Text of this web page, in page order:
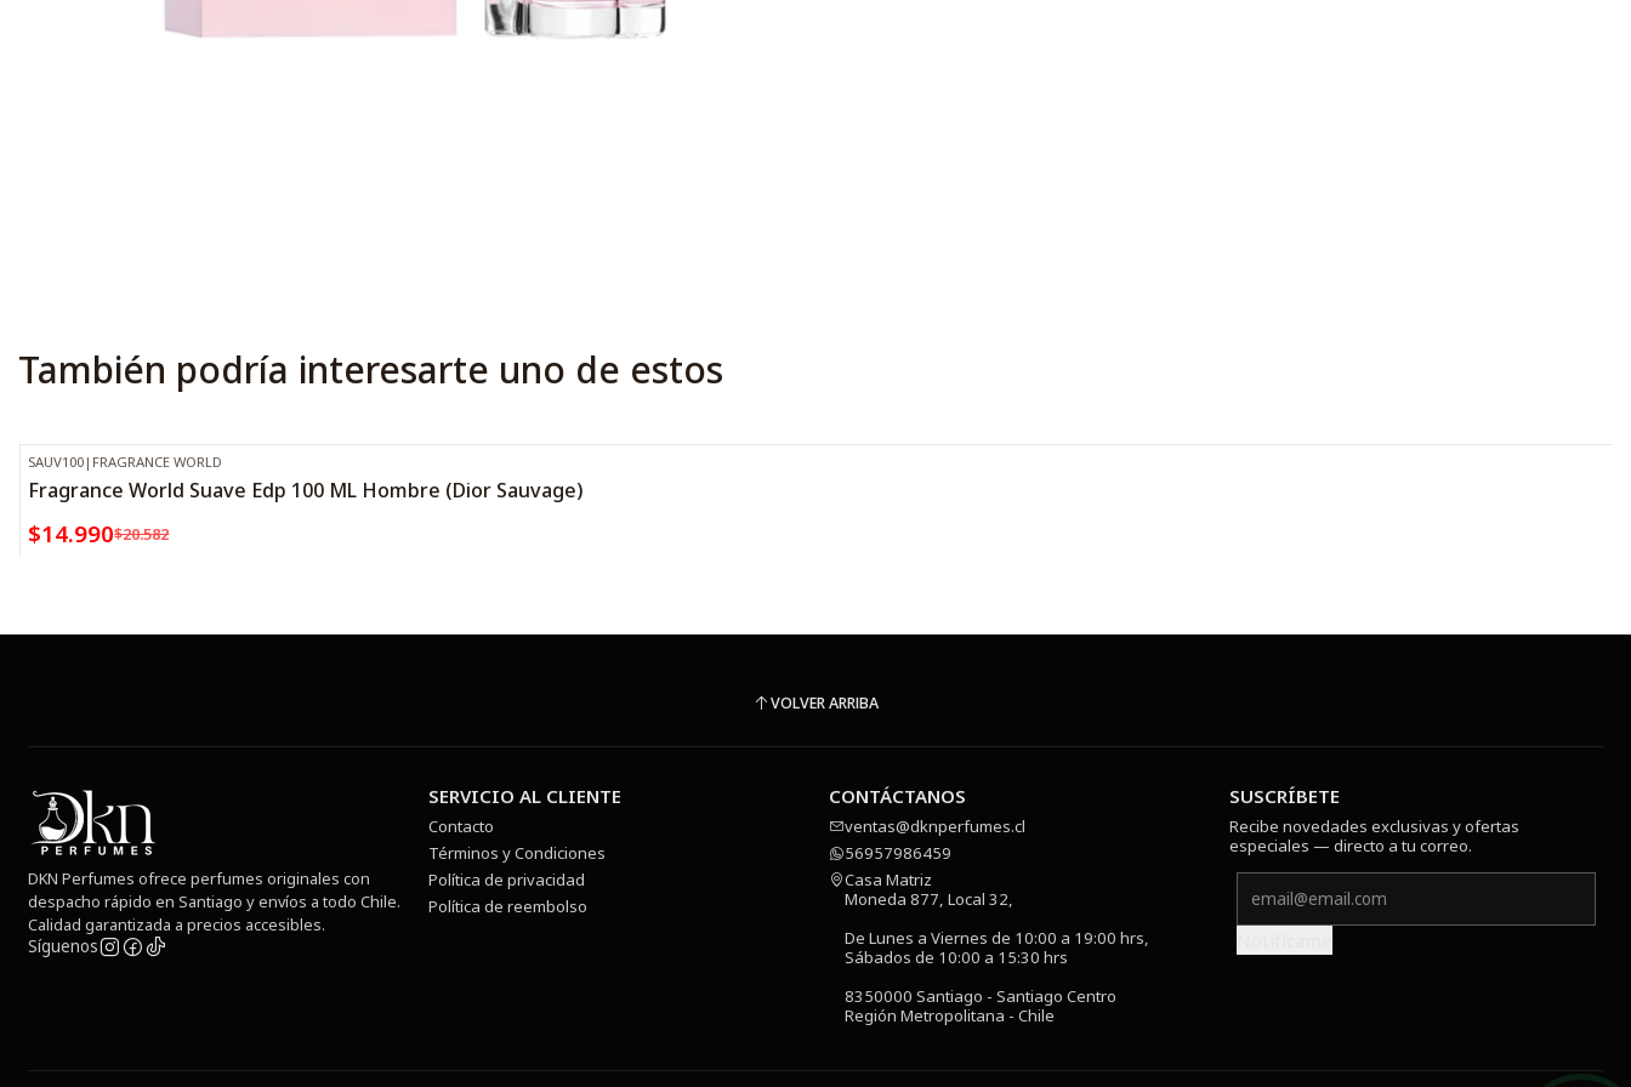
También podría interesarte uno de estos
-27% OFF
SAUV100 | FRAGRANCE WORLD
Fragrance World Suave Edp 100 ML Hombre (Dior Sauvage)
$14.990$20.582
VOLVER ARRIBA
DKN Perfumes ofrece perfumes originales con
despacho rápido en Santiago y envíos a todo Chile.
Calidad garantizada a precios accesibles.
Síguenos
SERVICIO AL CLIENTE
Contacto
Términos y Condiciones
Política de privacidad
Política de reembolso
CONTÁCTANOS
ventas@dknperfumes.cl
56957986459
Casa Matriz
Moneda 877, Local 32,
De Lunes a Viernes de 10:00 a 19:00 hrs,
Sábados de 10:00 a 15:30 hrs
8350000 Santiago - Santiago Centro
Región Metropolitana - Chile
SUSCRÍBETE
Recibe novedades exclusivas y ofertas
especiales — directo a tu correo.